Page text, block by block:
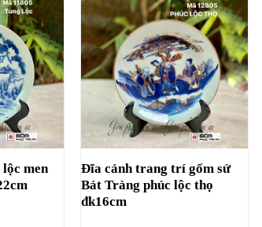
men
Đĩa cảnh trang trí gốm sứ
Bát Tràng phúc lộc thọ
đk16cm